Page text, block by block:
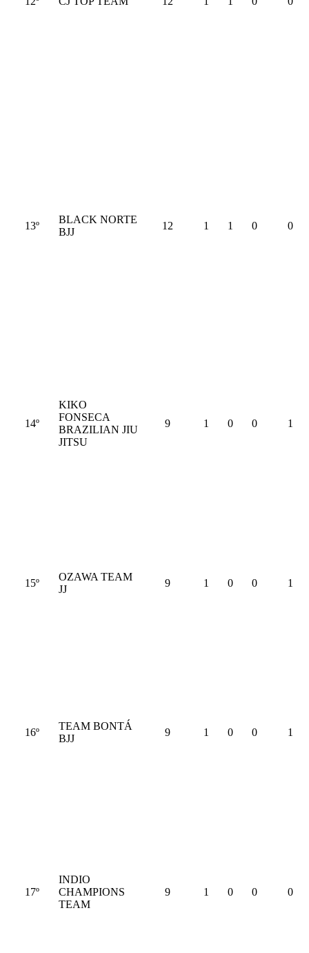
13º
BLACK NORTE
BJJ
12 1 1 0 0
14º
KIKO
FONSECA
BRAZILIAN JIU
JITSU
9 1 0 0 1
15º
OZAWA TEAM
JJ
9 1 0 0 1
16º
TEAM BONTÁ
BJJ
9 1 0 0 1
17º
INDIO
CHAMPIONS
TEAM
9 1 0 0 0